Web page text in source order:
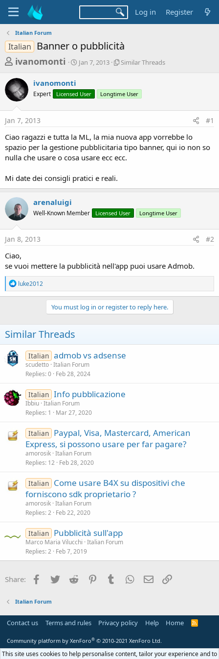
Log in Register
Italian Forum
Italian Banner o pubblicità
T
r
e
a
d
s
t
a
t
e
r
ivanomonti
S
t
t
a
Jan 7, 2013
S
l
r
r
e
a
Similar Threads
ivanomonti
Expert Licensed User Longtime User
Jan 7, 2013 #1
Ciao ragazzi e tutta la ML, la mia nuova app vorrebbe lo
spazio per la gestione pubblicitaria tipo banner, qui io non so
nulla che usare o cosa usare ecc ecc.
Mi date dei consigli pratici e reali.
arenaluigi
Well-Known Member Licensed User Longtime User
Jan 8, 2013 #2
Ciao,
se vuoi mettere la pubblicità nell'app puoi usare Admob.
R
e
a
n
s
:
luke2012
You must log in or register to reply here.
Similar Threads
Italian admob vs adsense
scudetto Italian Forum
Replies 0 Feb 28, 2024
Italian Info pubblicazione
Ibbiu Italian Forum
Replies 1 Mar 27, 2020
Italian Paypal, Visa, Mastercard, American
Express, si possono usare per far pagare?
amorosik Italian Forum
Replies 12 Feb 28, 2020
Italian Come usare B4X su dispositivi che
forniscono sdk proprietario ?
amorosik Italian Forum
Replies 2 Feb 22, 2020
Italian Pubblicità sull'app
Marco Maria Vilucchi Italian Forum
Replies 2 Feb 7, 2019
Share: Facebook
Twitter Reddit PinterestTumblr WhatsApp
Email
Italian Forum
Contact us Terms and rules Privacy policy Help Home
R
Community platform by XenForo® © 2010-2021 XenForo Ltd.
This site uses cookies to help personalise content, tailor your experience and to